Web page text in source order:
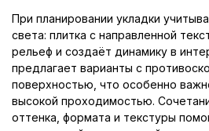
При планировании укладки
света: плитка с направленной
рельеф и создаёт динамику в
предлагает варианты с
поверхностью, что особенно
высокой проходимостью.
оттенка, формата и текстуры